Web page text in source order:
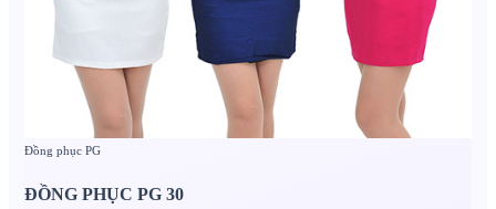
Đồng phục PG
ĐỒNG PHỤC PG 30